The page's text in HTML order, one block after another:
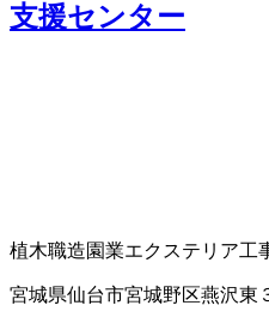
支援センター
植木職造園業エクステリア工
宮城県仙台市宮城野区燕沢東